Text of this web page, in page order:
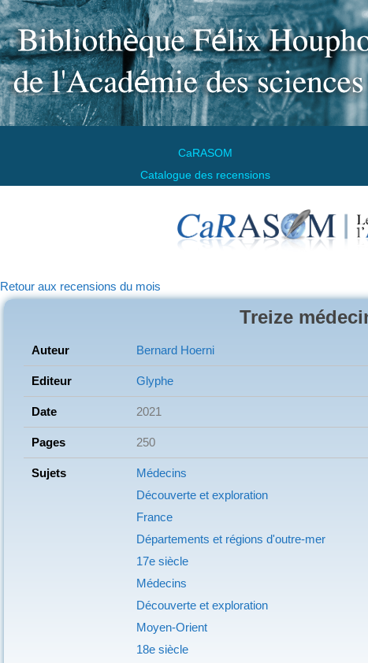
CaRASOM
Catalogue des recensions
Retour aux recensions du mois
Treize
Auteur Bernard Hoerni
Editeur Glyphe
Date 2021
Pages 250
Sujets
Médecins
Découverte et exploration
France
Départements et régions d'outre-mer
17e siècle
Médecins
Découverte et exploration
Moyen-Orient
18e siècle